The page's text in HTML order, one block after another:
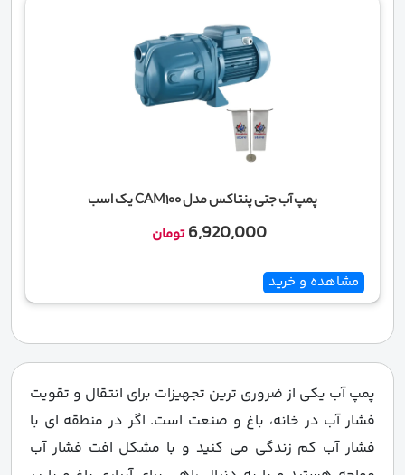
پمپ آب جتی پنتاکس مدل CAM100 یک اسب
6,920,000 تومان
مشاهده و خرید
پمپ آب یکی از ضروری ترین تجهیزات برای انتقال و تقویت
فشار آب در خانه، باغ و صنعت است. اگر در منطقه ای با
فشار آب کم زندگی می کنید و با مشکل افت فشار آب